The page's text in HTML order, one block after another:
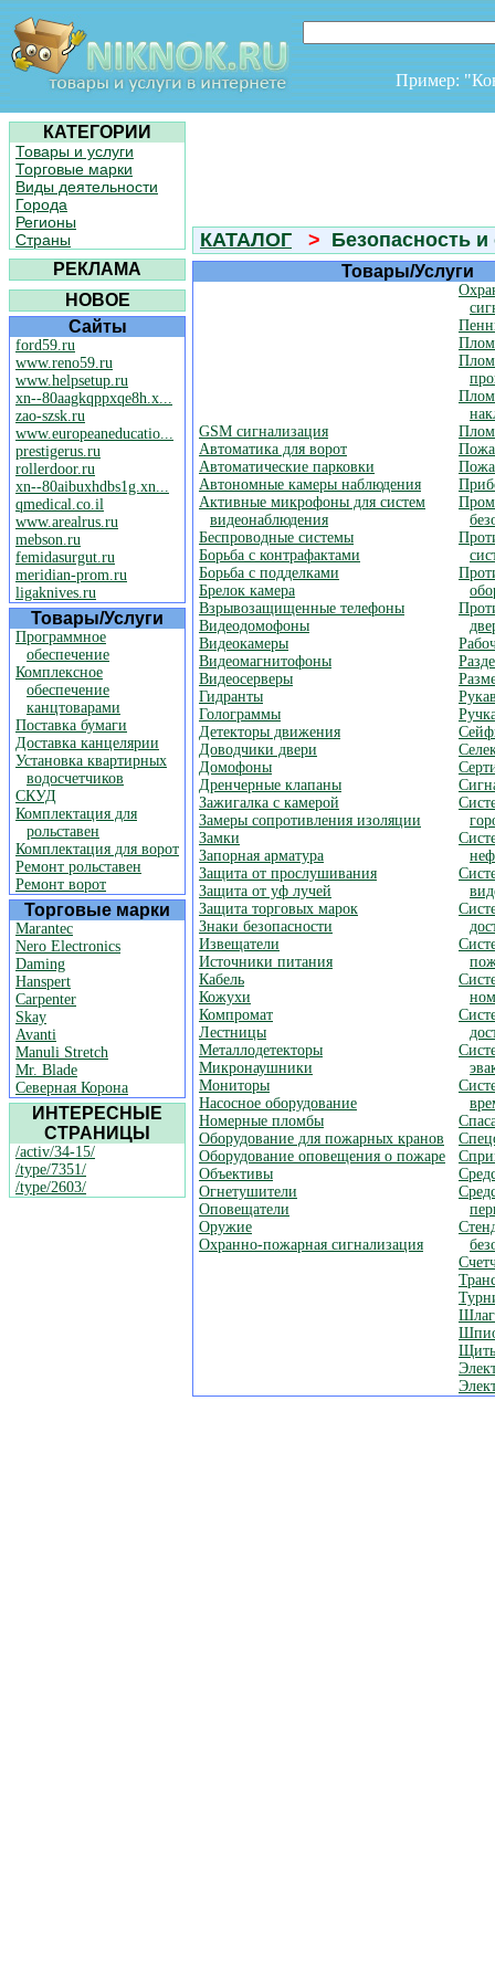
Пример:
КАТЕГОРИИ
Товары и услуги
Торговые марки
Виды деятельности
Города
Регионы
Страны
РЕКЛАМА
НОВОЕ
Сайты
ford59.ru
www.reno59.ru
www.helpsetup.ru
xn--80aagkqppxqe8h.x...
zao-szsk.ru
www.europeaneducatio...
prestigerus.ru
rollerdoor.ru
xn--80aibuxhdbs1g.xn...
qmedical.co.il
www.arealrus.ru
mebson.ru
femidasurgut.ru
meridian-prom.ru
ligaknives.ru
Товары/Услуги
Программное
обеспечение
Комплексное
обеспечение
канцтоварами
Поставка бумаги
Доставка канцелярии
Установка квартирных
водосчетчиков
СКУД
Комплектация для
рольставен
Комплектация для ворот
Ремонт рольставен
Ремонт ворот
Торговые марки
Marantec
Nero Electronics
Daming
Hanspert
Carpenter
Skay
Avanti
Manuli Stretch
Mr. Blade
Северная Корона
ИНТЕРЕСНЫЕ
СТРАНИЦЫ
/activ/34-15/
/type/7351/
/type/2603/
КАТАЛОГ > Безопасность и
Товары/Услуги
GSM сигнализация
Автоматика для ворот
Автоматические парковки
Автономные камеры наблюдения
Активные микрофоны для систем
видеонаблюдения
Беспроводные системы
Борьба с контрафактами
Борьба с подделками
Брелок камера
Взрывозащищенные телефоны
Видеодомофоны
Видеокамеры
Видеомагнитофоны
Видеосерверы
Гидранты
Голограммы
Детекторы движения
Доводчики двери
Домофоны
Дренчерные клапаны
Зажигалка с камерой
Замеры сопротивления изоляции
Замки
Запорная арматура
Защита от прослушивания
Защита от уф лучей
Защита торговых марок
Знаки безопасности
Извещатели
Источники питания
Кабель
Кожухи
Компромат
Лестницы
Металлодетекторы
Микронаушники
Мониторы
Насосное оборудование
Номерные пломбы
Оборудование для пожарных кранов
Оборудование оповещения о пожаре
Объективы
Огнетушители
Оповещатели
Оружие
Охранно-пожарная сигнализация